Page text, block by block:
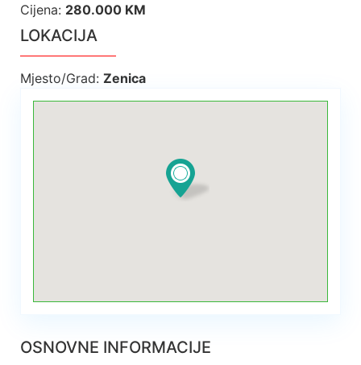
Cijena: 280.000 KM
LOKACIJA
Mjesto/Grad: Zenica
OSNOVNE INFORMACIJE